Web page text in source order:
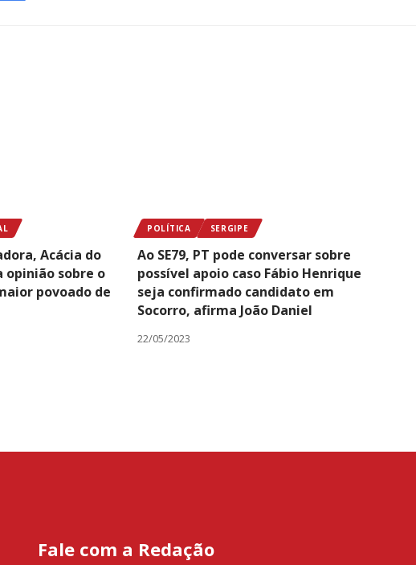
Acácia do
sobre o
povoado de
POLÍTICA SERGIPE
Ao SE79, PT pode conversar sobre
possível apoio caso Fábio Henrique
seja confirmado candidato em
Socorro, afirma João Daniel
22/05/2023
Fale com a Redação